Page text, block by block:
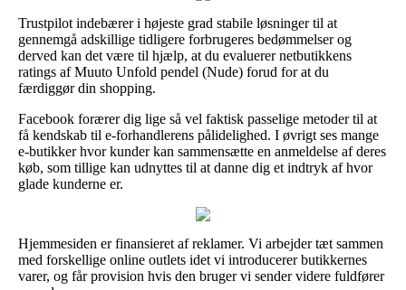
Trustpilot indebærer i højeste grad stabile løsninger til at
gennemgå adskillige tidligere forbrugeres bedømmelser og
derved kan det være til hjælp, at du evaluerer netbutikkens
ratings af Muuto Unfold pendel (Nude) forud for at du
færdiggør din shopping.
Facebook forærer dig lige så vel faktisk passelige metoder til at
få kendskab til e-forhandlerens pålidelighed. I øvrigt ses mange
e-butikker hvor kunder kan sammensætte en anmeldelse af deres
køb, som tillige kan udnyttes til at danne dig et indtryk af hvor
glade kunderne er.
Hjemmesiden er finansieret af reklamer. Vi arbejder tæt sammen
med forskellige online outlets idet vi introducerer butikkernes
varer, og får provision hvis den bruger vi sender videre fuldfører